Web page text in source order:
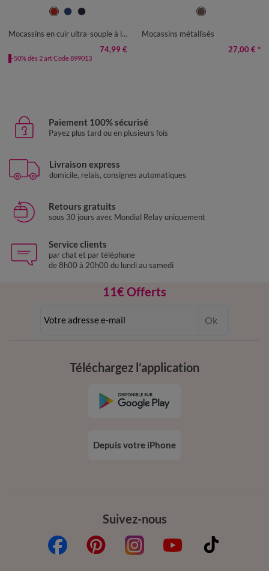
37 38 39
Mocassins en cuir ultra-souple à liens
74,99 €
-50% dès 2 art Code 899013
38 39
Mocassins métallisés
27,00 € *
Paiement 100% sécurisé
Payez plus tard ou en plusieurs fois
Livraison express
domicile, relais, consignes automatiques
Retours gratuits
sous 30 jours avec Mondial Relay uniquement
Service clients
par chat et par téléphone
de 8h00 à 20h00 du lundi au samedi
11€ Offerts
dès 20€ d’achat
Ok
Suivez-nous
Téléchargez l’application
Depuis votre iPhone